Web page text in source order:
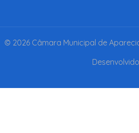
© 2026 Câmara Municipal de